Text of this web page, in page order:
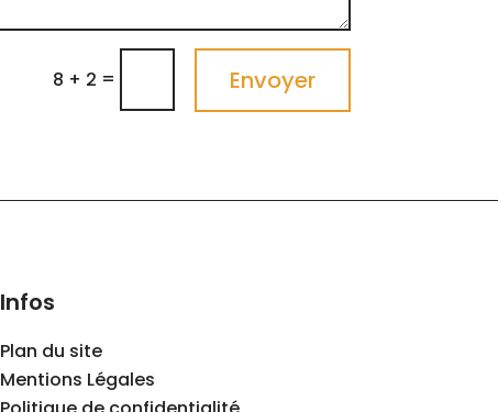
8 + 2 = Envoyer
Infos
Plan du site
Mentions Légales